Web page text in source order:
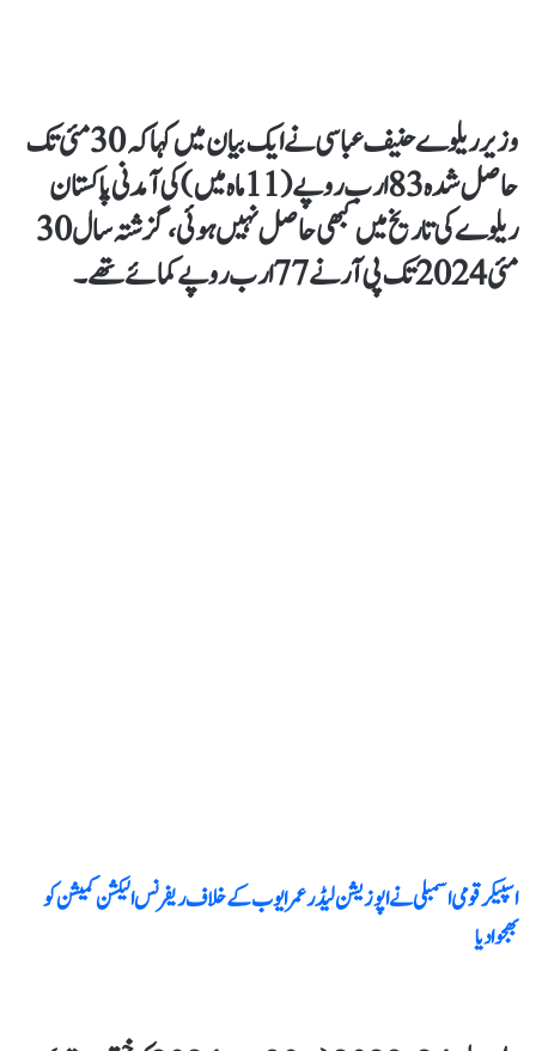
وزیر ریلوےحنیف عباسی نے ایک بیان میں کہا کہ 30 مئی تک
حاصل شدہ 83 ارب روپے (11 ماہ میں) کی آمدنی پاکستان
ریلوے کی تاریخ میں کبھی حاصل نہیں ہوئی، گزشتہ سال 30
مئی 2024 تک پی آر نے 77 ارب روپے کمائے تھے۔
اسپیکر قومی اسمبلی نے اپوزیشن لیڈر عمر ایوب کےخلاف ریفرنس الیکشن کمیشن کو
بھجوا دیا